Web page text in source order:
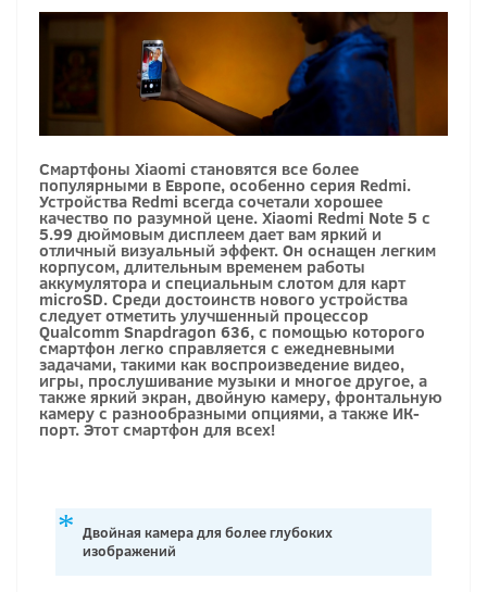
Смартфоны Xiaomi становятся все более
популярными в Европе, особенно серия Redmi.
Устройства Redmi всегда сочетали хорошее
качество по разумной цене. Xiaomi Redmi Note 5 c
5.99 дюймовым дисплеем дает вам яркий и
отличный визуальный эффект. Он оснащен легким
корпусом, длительным временем работы
аккумулятора и специальным слотом для карт
microSD. Среди достоинств нового устройства
следует отметить улучшенный процессор
Qualcomm Snapdragon 636, с помощью которого
смартфон легко справляется с ежедневными
задачами, такими как воспроизведение видео,
игры, прослушивание музыки и многое другое, а
также яркий экран, двойную камеру, фронтальную
камеру с разнообразными опциями, а также ИК-
порт. Этот смартфон для всех!
Двойная камера для более глубоких
изображений